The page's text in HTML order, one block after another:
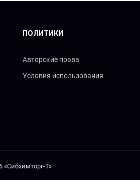
ПОЛИТИКИ
Авторские права
Условия использования
«Сибхимторг-Т»